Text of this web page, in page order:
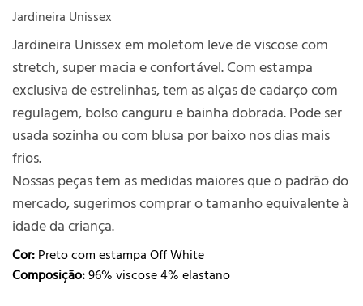
Jardineira Unissex
Jardineira Unissex em moletom leve de viscose com
stretch, super macia e confortável. Com estampa
exclusiva de estrelinhas, tem as alças de cadarço com
regulagem, bolso canguru e bainha dobrada. Pode ser
usada sozinha ou com blusa por baixo nos dias mais
frios.
Nossas peças tem as medidas maiores que o padrão do
mercado, sugerimos comprar o tamanho equivalente à
idade da criança.
Cor:Preto com estampa Off White
Composição:96% viscose 4% elastano